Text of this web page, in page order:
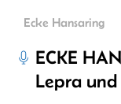
Ecke Hansaring
ECKE
Lepra und